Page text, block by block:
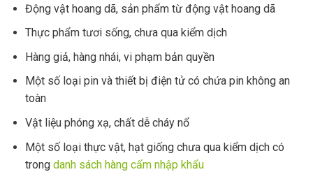
Động vật hoang dã, sản phẩm từ động vật hoang dã
Thực phẩm tươi sống, chưa qua kiểm dịch
Hàng giả, hàng nhái, vi phạm bản quyền
Một số loại pin và thiết bị điện tử có chứa pin không an
toàn
Vật liệu phóng xạ, chất dễ cháy nổ
Một số loại thực vật, hạt giống chưa qua kiểm dịch có
trong danh sách hàng cấm nhập khẩu